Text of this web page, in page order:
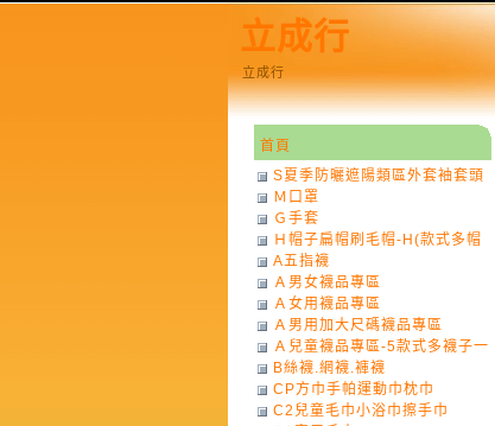
立成行
立成行
首頁
S夏季防曬遮陽類區外套袖套頭
巾
Ｍ口罩
Ｇ手套
Ｈ帽子扁帽刷毛帽-H(款式多帽
子一律不挑色)
A五指襪
Ａ男女襪品專區
Ａ女用襪品專區
Ａ男用加大尺碼襪品專區
Ａ兒童襪品專區-5款式多襪子一
律不挑款式花色)
B絲襪.網襪.褲襪
CP方巾手帕運動巾枕巾
C2兒童毛巾小浴巾擦手巾